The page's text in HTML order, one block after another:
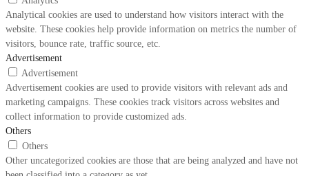
Analytical cookies are used to understand how visitors interact with the
website. These cookies help provide information on metrics the number of
visitors, bounce rate, traffic source, etc.
Advertisement
Advertisement
Advertisement cookies are used to provide visitors with relevant ads and
marketing campaigns. These cookies track visitors across websites and
collect information to provide customized ads.
Others
Others
Other uncategorized cookies are those that are being analyzed and have not